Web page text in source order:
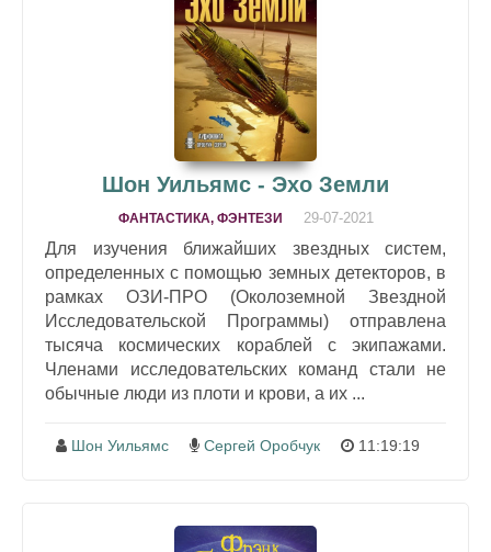
Шон Уильямс - Эхо Земли
ФАНТАСТИКА, ФЭНТЕЗИ 29-07-2021
Для изучения ближайших звездных систем,
определенных с помощью земных детекторов, в
рамках ОЗИ-ПРО (Околоземной Звездной
Исследовательской Программы) отправлена
тысяча космических кораблей с экипажами.
Членами исследовательских команд стали не
обычные люди из плоти и крови, а их ...
Шон Уильямс Сергей Оробчук 11:19:19